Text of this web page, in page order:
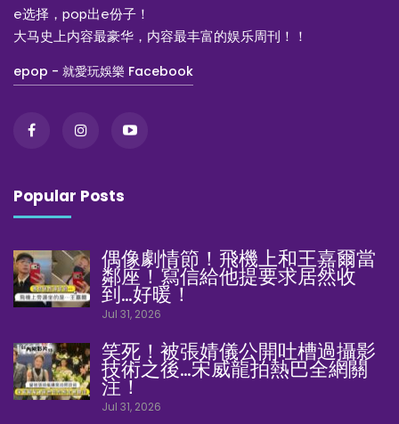
e选择，pop出e份子！
大马史上内容最豪华，内容最丰富的娱乐周刊！！
epop - 就愛玩娛樂 Facebook
Popular Posts
偶像劇情節！飛機上和王嘉爾當
鄰座！寫信給他提要求居然收
到…好暖！
Jul 31, 2026
笑死！被張婧儀公開吐槽過攝影
技術之後…宋威龍拍熱巴全網關
注！
Jul 31, 2026